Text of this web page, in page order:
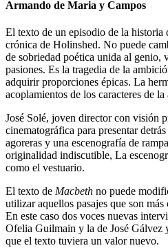
Armando de Maria y Campos
El texto de un episodio de la historia
crónica de Holinshed. No puede
de sobriedad poética unida al genio,
pasiones. Es la tragedia de la
adquirir proporciones épicas. La
acoplamientos de los caracteres de la
José Solé, joven director con visión
cinematográfica para presentar
agoreras y una escenografía de
originalidad indiscutible, La
como el vestuario.
El texto de Macbeth no puede
utilizar aquellos pasajes que son
En este caso dos voces nuevas
Ofelia Guilmain y la de José Gálvez
que el texto tuviera un valor nuevo.